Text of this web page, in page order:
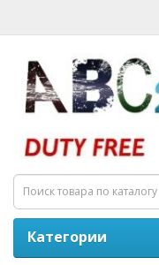
Категории